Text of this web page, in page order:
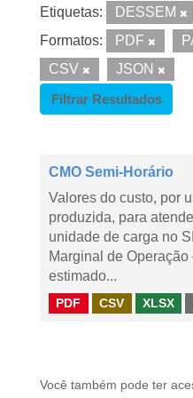
Etiquetas: DESSEM
Formatos:
PDF
CSV
JSON
Filtrar Resultados
CMO Semi-Horário
Valores do custo, por
produzida, para
unidade de carga no
Marginal de
estimado...
PDF CSV XLSX
Você também pode ter